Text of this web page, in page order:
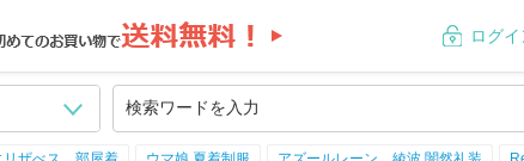
ログイ